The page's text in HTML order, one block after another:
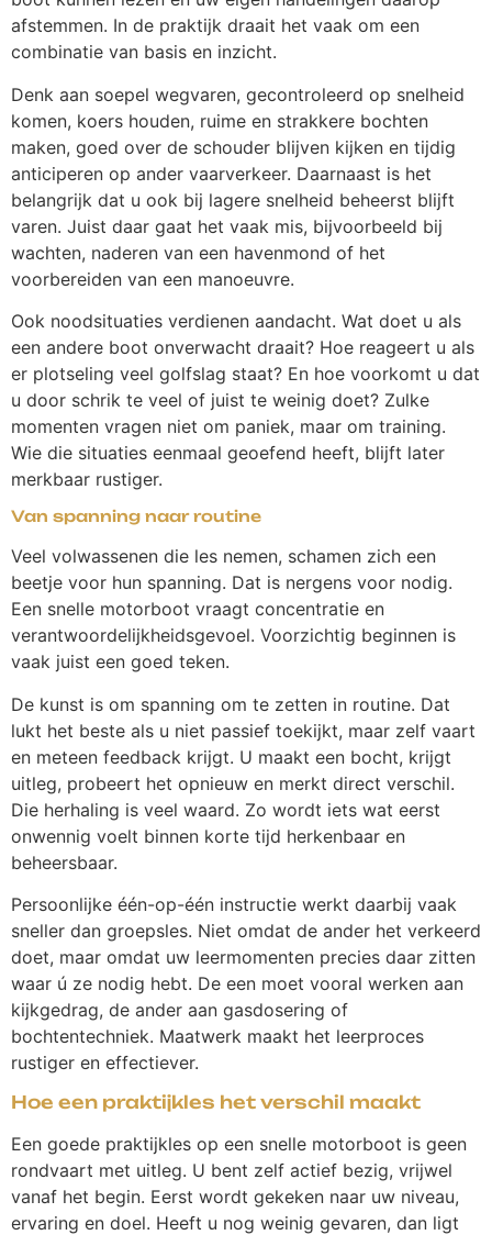
afstemmen. In de praktijk draait het vaak om een
combinatie van basis en inzicht.
Denk aan soepel wegvaren, gecontroleerd op snelheid
komen, koers houden, ruime en strakkere bochten
maken, goed over de schouder blijven kijken en tijdig
anticiperen op ander vaarverkeer. Daarnaast is het
belangrijk dat u ook bij lagere snelheid beheerst blijft
varen. Juist daar gaat het vaak mis, bijvoorbeeld bij
wachten, naderen van een havenmond of het
voorbereiden van een manoeuvre.
Ook noodsituaties verdienen aandacht. Wat doet u als
een andere boot onverwacht draait? Hoe reageert u als
er plotseling veel golfslag staat? En hoe voorkomt u dat
u door schrik te veel of juist te weinig doet? Zulke
momenten vragen niet om paniek, maar om training.
Wie die situaties eenmaal geoefend heeft, blijft later
merkbaar rustiger.
Van spanning naar routine
Veel volwassenen die les nemen, schamen zich een
beetje voor hun spanning. Dat is nergens voor nodig.
Een snelle motorboot vraagt concentratie en
verantwoordelijkheidsgevoel. Voorzichtig beginnen is
vaak juist een goed teken.
De kunst is om spanning om te zetten in routine. Dat
lukt het beste als u niet passief toekijkt, maar zelf vaart
en meteen feedback krijgt. U maakt een bocht, krijgt
uitleg, probeert het opnieuw en merkt direct verschil.
Die herhaling is veel waard. Zo wordt iets wat eerst
onwennig voelt binnen korte tijd herkenbaar en
beheersbaar.
Persoonlijke één-op-één instructie werkt daarbij vaak
sneller dan groepsles. Niet omdat de ander het verkeerd
doet, maar omdat uw leermomenten precies daar zitten
waar ú ze nodig hebt. De een moet vooral werken aan
kijkgedrag, de ander aan gasdosering of
bochtentechniek. Maatwerk maakt het leerproces
rustiger en effectiever.
Hoe een praktijkles het verschil maakt
Een goede praktijkles op een snelle motorboot is geen
rondvaart met uitleg. U bent zelf actief bezig, vrijwel
vanaf het begin. Eerst wordt gekeken naar uw niveau,
ervaring en doel. Heeft u nog weinig gevaren, dan ligt